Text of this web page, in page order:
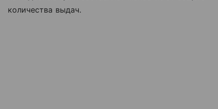
количества выдач.